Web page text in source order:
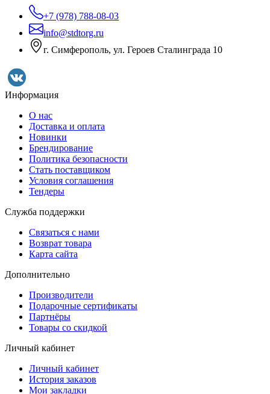
+7 (978) 788-08-03
info@stdtorg.ru
г. Симферополь, ул. Героев Сталинграда 10
Информация
О нас
Доставка и оплата
Новинки
Брендирование
Политика безопасности
Стать поставщиком
Условия соглашения
Тендеры
Служба поддержки
Связаться с нами
Возврат товара
Карта сайта
Дополнительно
Производители
Подарочные сертификаты
Партнёры
Товары со скидкой
Личный кабинет
Личный кабинет
История заказов
Мои закладки